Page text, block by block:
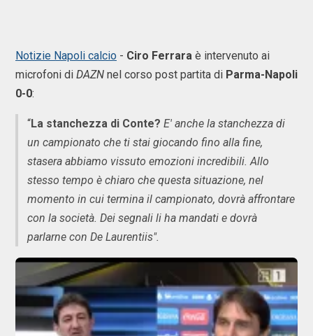
Notizie Napoli calcio - Ciro Ferrara è intervenuto ai
microfoni di DAZN nel corso post partita di Parma-Napoli
0-0:
“La stanchezza di Conte? E' anche la stanchezza di
un campionato che ti stai giocando fino alla fine,
stasera abbiamo vissuto emozioni incredibili. Allo
stesso tempo è chiaro che questa situazione, nel
momento in cui termina il campionato, dovrà affrontare
con la società. Dei segnali li ha mandati e dovrà
parlarne con De Laurentiis".